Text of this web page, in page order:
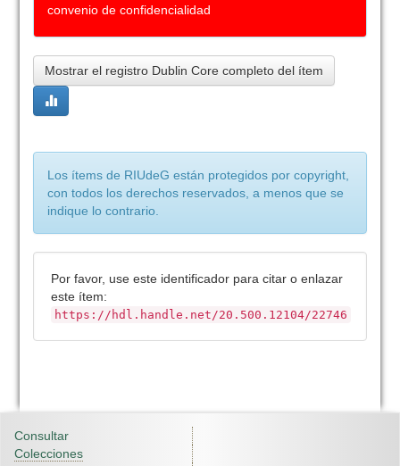
convenio de confidencialidad
Mostrar el registro Dublin Core completo del ítem
Los ítems de RIUdeG están protegidos por copyright,
con todos los derechos reservados, a menos que se
indique lo contrario.
Por favor, use este identificador para citar o enlazar
este ítem:
https://hdl.handle.net/20.500.12104/22746
Consultar
Colecciones